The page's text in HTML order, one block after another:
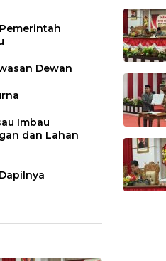
Dewan
Imbau
dan Lahan